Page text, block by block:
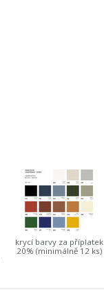
krycí barvy za příplatek
20% (minimálně 12 ks)